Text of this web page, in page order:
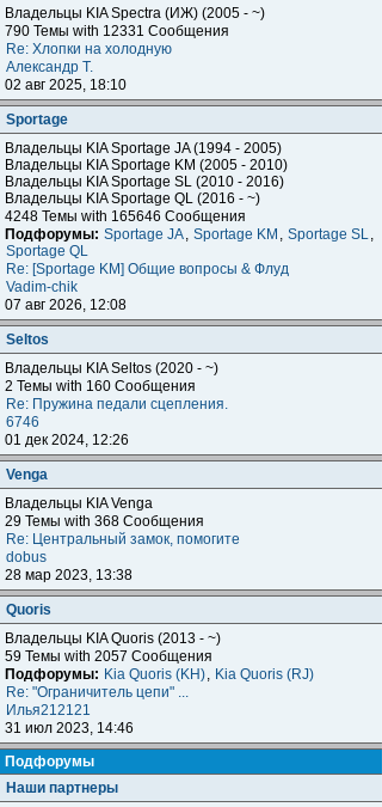
Владельцы KIA Spectra (ИЖ) (2005 - ~)
790 Темы with 12331 Сообщения
Re: Хлопки на холодную
Александр Т.
02 авг 2025, 18:10
Sportage
Владельцы KIA Sportage JA (1994 - 2005)
Владельцы KIA Sportage KM (2005 - 2010)
Владельцы KIA Sportage SL (2010 - 2016)
Владельцы KIA Sportage QL (2016 - ~)
4248 Темы with 165646 Сообщения
Подфорумы: Sportage JA, Sportage KM , Sportage SL,
Sportage QL
Re: [Sportage KM] Общие вопросы & Флуд
Vadim-chik
07 авг 2026, 12:08
Seltos
Владельцы KIA Seltos (2020 - ~)
2 Темы with 160 Сообщения
Re: Пружина педали сцепления.
6746
01 дек 2024, 12:26
Venga
Владельцы KIA Venga
29 Темы with 368 Сообщения
Re: Центральный замок, помогите
dobus
28 мар 2023, 13:38
Quoris
Владельцы KIA Quoris (2013 - ~)
59 Темы with 2057 Сообщения
Подфорумы: Kia Quoris (KH), Kia Quoris (RJ)
Re: "Ограничитель цепи" ...
Илья212121
31 июл 2023, 14:46
Подфорумы
Наши партнеры